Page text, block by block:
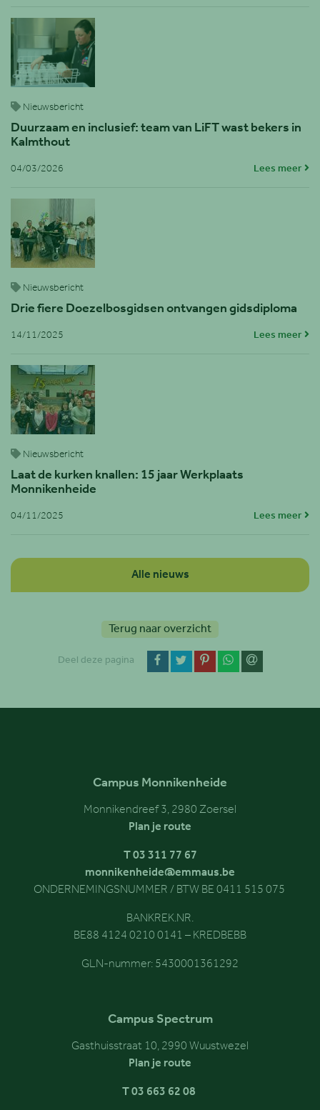
Nieuwsbericht
Duurzaam en inclusief: team van LiFT wast bekers in
Kalmthout
04/03/2026 Lees meer
Nieuwsbericht
Drie fiere Doezelbosgidsen ontvangen gidsdiploma
14/11/2025 Lees meer
Nieuwsbericht
Laat de kurken knallen: 15 jaar Werkplaats
Monnikenheide
04/11/2025 Lees meer
Alle nieuws
Terug naar overzicht
Deel deze pagina op Facebook
op Twitterop Pinterestop WhatsApp
Campus Monnikenheide
Monnikendreef 3, 2980 Zoersel
Plan je route
T 03 311 77 67
monnikenheide@emmaus.be
ONDERNEMINGSNUMMER / BTW BE 0411 515 075
BANKREK.NR.
BE88 4124 0210 0141 – KREDBEBB
GLN-nummer: 5430001361292
Campus Spectrum
Gasthuisstraat 10, 2990 Wuustwezel
Plan je route
T 03 663 62 08